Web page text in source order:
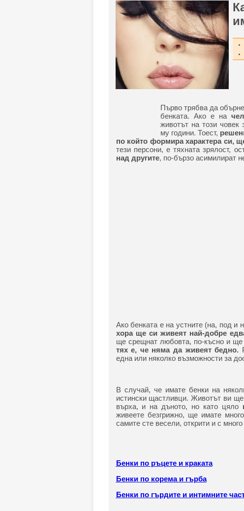
Първо трябва да
бенката. Ако е на
животът на този човек
му години. Тоест,
по който формира характера си,
тези персони, е тяхната зрялост,
над другите, по-бързо асимилират
Ако бенката е на устните (на, под и
хора ще си живеят най-добре
ще срещнат любовта, по-късно и ще
тях е, че няма да живеят бедно.
една или няколко възможности за
В случай, че имате бенки на
истински щастливци. Животът ви
върха, и на дъното, но като цяло
живеете безгрижно, ще имате
самите сте весели, открити и с
Бенки по ръцете и краката
Бенки по корема и гърба
Бенки по гърдите и интимните